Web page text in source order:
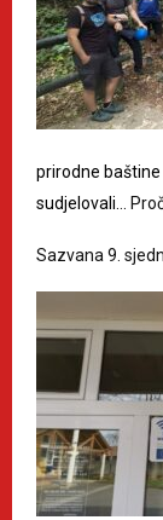
prirodne
sudjelovali…
Sazvana 9.